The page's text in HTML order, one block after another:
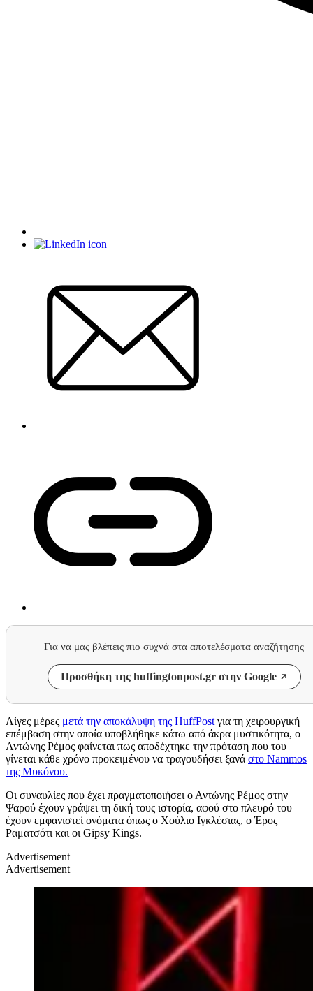
Για να μας βλέπεις πιο συχνά στα αποτελέσματα αναζήτησης
Προσθήκη της huffingtonpost.gr στην Google
Λίγες μέρες μετά την αποκάλυψη της HuffPost για τη χειρουργική
επέμβαση στην οποία υποβλήθηκε κάτω από άκρα μυστικότητα, ο
Αντώνης Ρέμος φαίνεται πως αποδέχτηκε την πρόταση που του
γίνεται κάθε χρόνο προκειμένου να τραγουδήσει ξανά στο Nammos
της Μυκόνου.
Οι συναυλίες που έχει πραγματοποιήσει ο Αντώνης Ρέμος στην
Ψαρού έχουν γράψει τη δική τους ιστορία, αφού στο πλευρό του
έχουν εμφανιστεί ονόματα όπως ο Χούλιο Ιγκλέσιας, ο Έρος
Ραματσότι και οι Gipsy Kings.
Advertisement
Advertisement